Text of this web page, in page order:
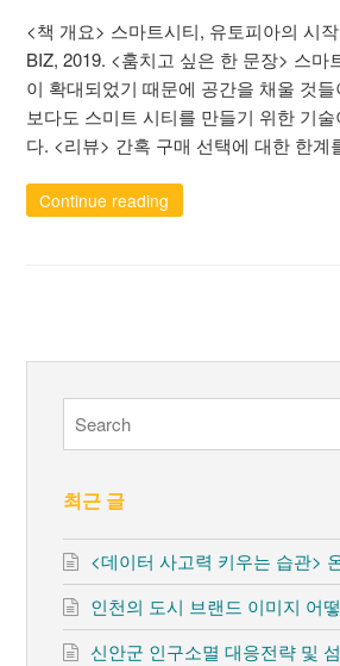
<책 개요> 스마트시티, 유토피아의 시
BIZ, 2019. <훔치고 싶은 한 문장> 스마
이 확대되었기 때문에 공간을 채울 것
보다도 스미트 시티를 만들기 위한 기
다. <리뷰> 간혹 구매 선택에 대한 한
Continue reading
최근 글
<데이터 사고력 키우는 습관>
인천의 도시 브랜드 이미지 어
신안군 인구소멸 대응전략 및